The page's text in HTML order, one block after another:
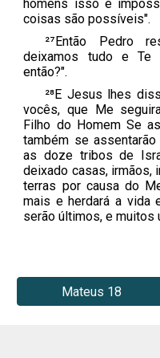
homens isso é
coisas são possíveis".
²⁷Então Pedro
deixamos tudo e Te
então?".
²⁸E Jesus lhes
vocês, que Me
Filho do Homem Se
também se
as doze tribos de
deixado casas, irmãos,
terras por causa do
mais e herdará a vida
serão últimos, e muitos
Mateus 18